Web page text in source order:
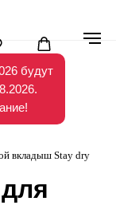
будут
вкладыш Stay dry